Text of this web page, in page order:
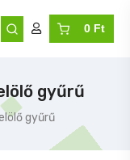
0 Ft
gyűrű
gyűrű